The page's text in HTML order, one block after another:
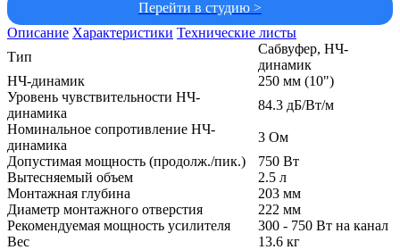
Перейти в студию >
Описание Характеристики Технические листы
Тип
Сабвуфер, НЧ-
динамик
НЧ-динамик
250 мм (10")
Уровень чувствительности НЧ-
динамика
84.3 дБ/Вт/м
Номинальное сопротивление НЧ-
динамика
3 Ом
Допустимая мощность (продолж./пик.)
750 Вт
Вытесняемый объем
2.5 л
Монтажная глубина
203 мм
Диаметр монтажного отверстия
222 мм
Рекомендуемая мощность усилителя
300 - 750 Вт на канал
Вес
13.6 кг